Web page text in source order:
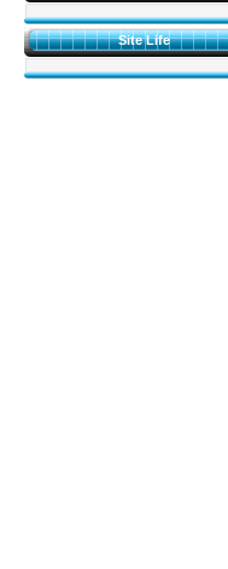
Site Life